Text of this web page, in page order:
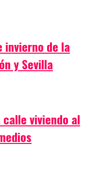
invierno de la
y Sevilla
viviendo al